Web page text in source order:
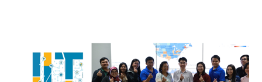
รู้
เพื่อ